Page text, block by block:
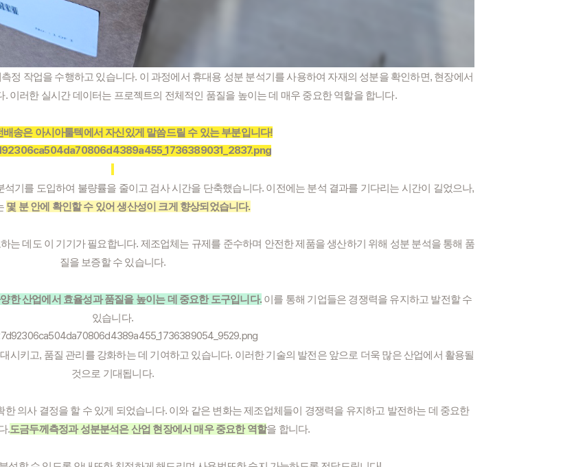
정 작업을 수행하고 있습니다. 이 과정에서 휴대용 성분 분석기를 사용하여 자재의 성분을 확인하면, 현장에서
이러한 실시간 데이터는 프로젝트의 전체적인 품질을 높이는 데 매우 중요한 역할을 합니다.
배송은 아시아툴텍에서 자신있게 말씀드릴 수 있는 부분입니다!
기를 도입하여 불량률을 줄이고 검사 시간을 단축했습니다. 이전에는 분석 결과를 기다리는 시간이 길었으나,
몇 분 안에 확인할 수 있어 생산성이 크게 향상되었습니다.
는 데도 이 기기가 필요합니다. 제조업체는 규제를 준수하며 안전한 제품을 생산하기 위해 성분 분석을 통해 품
질을 보증할 수 있습니다.
한 산업에서 효율성과 품질을 높이는 데 중요한 도구입니다. 이를 통해 기업들은 경쟁력을 유지하고 발전할 수
있습니다.
시키고, 품질 관리를 강화하는 데 기여하고 있습니다. 이러한 기술의 발전은 앞으로 더욱 많은 산업에서 활용될
것으로 기대됩니다.
의사 결정을 할 수 있게 되었습니다. 이와 같은 변화는 제조업체들이 경쟁력을 유지하고 발전하는 데 중요한
.도금두께측정과 성분분석은 산업 현장에서 매우 중요한 역할을 합니다.